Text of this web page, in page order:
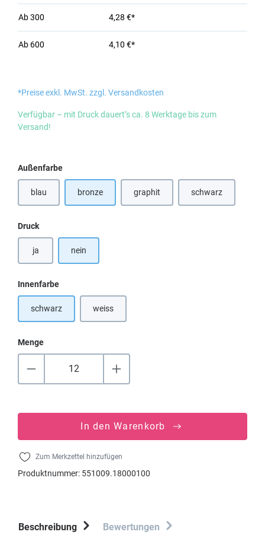
Ab300 4,28 €*
Ab 600 4,10 €*
*Preise exkl. MwSt. zzgl. Versandkosten
Verfügbar – mit Druck dauert’s ca. 8 Werktage bis zum
Versand!
Außenfarbeauswählen
blau(Diese Option ist zurzeit nicht verfügbar.)
bronze graphit schwarz
Druckauswählen
ja nein
Innenfarbeauswählen
schwarz weiss
Menge
In den Warenkorb
Zum Merkzettel hinzufügen
Produktnummer: 551009.18000100
Beschreibung Bewertungen